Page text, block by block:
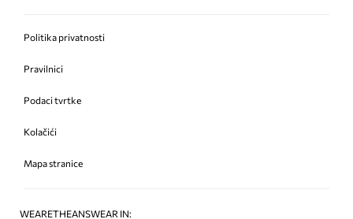
Politika privatnosti
Pravilnici
Podaci tvrtke
Kolačići
Mapa stranice
WEARETHEANSWEAR IN: